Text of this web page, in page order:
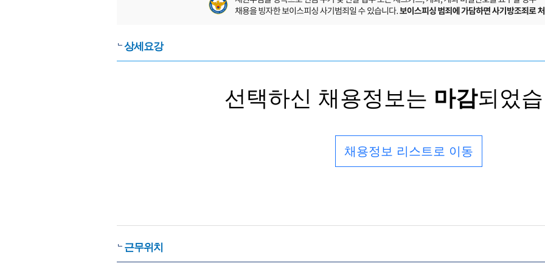
상세요강
선택하신 채용정보는 마감되었
채용정보 리스트로 이동
근무위치